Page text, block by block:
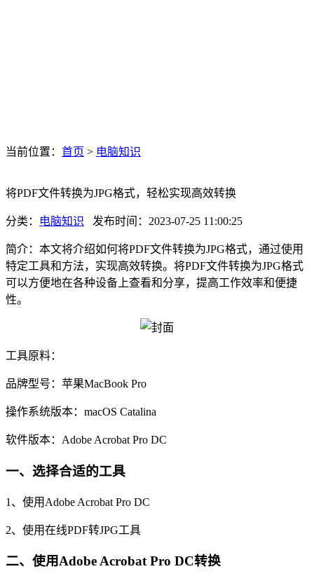
当前位置： 首页 > 电脑知识
将PDF文件转换为JPG格式，轻松实现高效转换
分类： 电脑知识 发布时间：2023-07-25 11:00:25
简介：本文将介绍如何将PDF文件转换为JPG格式，通过使用
特定工具和方法，实现高效转换。将PDF文件转换为JPG格式
可以方便地在各种设备上查看和分享，提高工作效率和便捷
性。
工具原料：
品牌型号：苹果MacBook Pro
操作系统版本：macOS Catalina
软件版本：Adobe Acrobat Pro DC
一、选择合适的工具
1、使用Adobe Acrobat Pro DC
2、使用在线PDF转JPG工具
二、使用Adobe Acrobat Pro DC转换